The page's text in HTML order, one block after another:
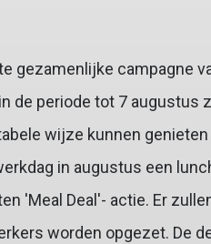
gezamenlijke campagne
de periode tot 7
wijze kunnen
in augustus een
'Meal Deal'- actie. Er
worden opgezet. De